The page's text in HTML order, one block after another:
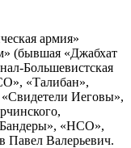
армия»
(бывшая «Джабхат
Большевистская
«Талибан»,
Иеговы»,
Бандеры», «НСО»,
Павел Валерьевич.